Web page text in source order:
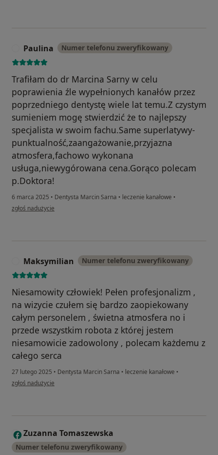
Paulina Numer telefonu zweryfikowany
Trafiłam do dr Marcina Sarny w celu
poprawienia źle wypełnionych kanałów przez
poprzedniego dentystę wiele lat temu.Z czystym
sumieniem mogę stwierdzić że to najlepszy
specjalista w swoim fachu.Same superlatywy-
punktualność,zaangażowanie,przyjazna
atmosfera,fachowo wykonana
usługa,niewygórowana cena.Gorąco polecam
p.Doktora!
6 marca 2025 • Dentysta Marcin Sarna • leczenie kanałowe •
w opinii użytkownika Paulina
zgłoś nadużycie
Maksymilian Numer telefonu zweryfikowany
Niesamowity człowiek! Pełen profesjonalizm ,
na wizycie czułem się bardzo zaopiekowany
całym personelem , świetna atmosfera no i
przede wszystkim robota z której jestem
niesamowicie zadowolony , polecam każdemu z
całego serca
27 lutego 2025 • Dentysta Marcin Sarna • leczenie kanałowe •
w opinii użytkownika Maksymilian
zgłoś nadużycie
Z Zuzanna Tomaszewska
Numer telefonu zweryfikowany